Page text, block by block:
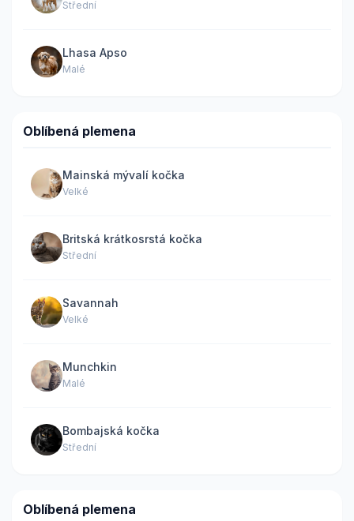
Střední
Lhasa Apso
Malé
Oblíbená plemena
Mainská mývalí kočka
Velké
Britská krátkosrstá kočka
Střední
Savannah
Velké
Munchkin
Malé
Bombajská kočka
Střední
Oblíbená plemena